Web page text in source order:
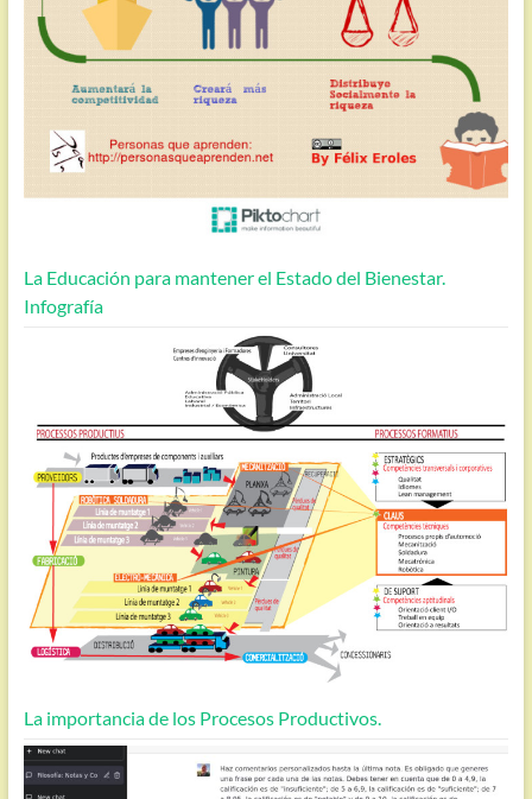
La Educación para mantener el Estado del Bienestar.
Infografía
La importancia de los Procesos Productivos.